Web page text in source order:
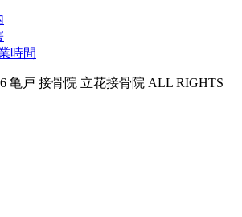
時間
亀戸 接骨院 立花接骨院 ALL RIGHTS